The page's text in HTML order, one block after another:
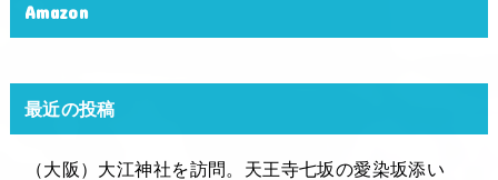
Amazon
最近の投稿
（大阪）大江神社を訪問。天王寺七坂の愛染坂添い